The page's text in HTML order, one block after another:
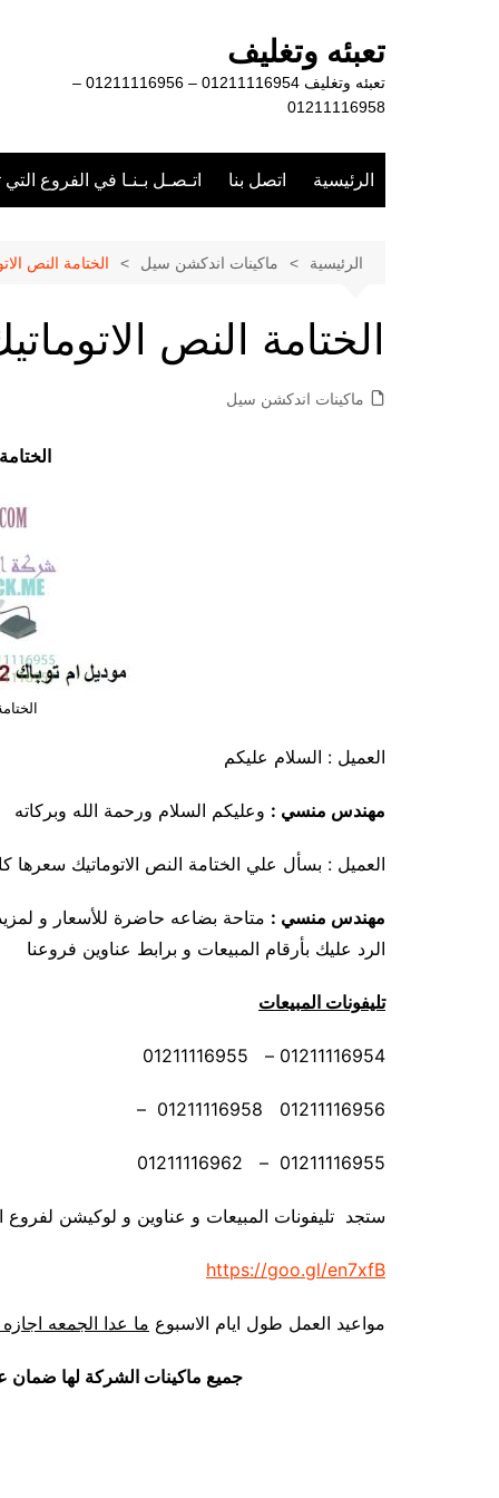
تعبئه وتغليف
تعبئه وتغليف 01211116954 – 01211116956 –
01211116958
الرئيسية اتصل بنا اتـصـل بـنـا في الفروع
الرئيسية ماكينات اندكشن سيل الختامة النص
الختامة النص
ماكينات اندكشن سيل
العميل : السلام عليكم
مهندس منسي : وعليكم السلام ورحمة الله وبركاته
العميل : بسأل علي الختامة النص الاتوماتيك سعرها
مهندس منسي : متاحة بضاعه حاضرة للأسعار و
الرد عليك بأرقام المبيعات و برابط عناوين فروعنا
تليفونات المبيعات
01211116954 – 01211116955
01211116956 01211116958 –
01211116955 – 01211116962
ستجد تليفونات المبيعات و عناوين و لوكيشن لفروع
https://goo.gl/en7xfB
مواعيد العمل طول ايام الاسبوع ما عدا الجمعه
جميع ماكينات الشركة لها ضمان